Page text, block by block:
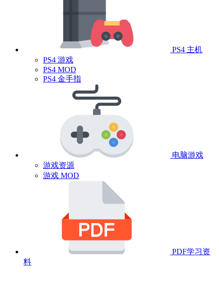
PS4 主机
PS4 游戏
PS4 MOD
PS4 金手指
电脑游戏
游戏资源
游戏 MOD
PDF学习资
料